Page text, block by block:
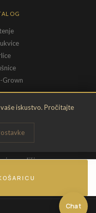
Chat
iskustvo. Pročitajte
Grown
ODREDBE
privatnosti
uvjeti
veličine